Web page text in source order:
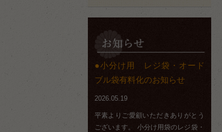
小分け用 レジ袋・オード
ブル袋有料化のお知らせ
2026.05.19
平素よりご愛顧いただきありがとう
ございます。 小分け用袋のレジ袋・